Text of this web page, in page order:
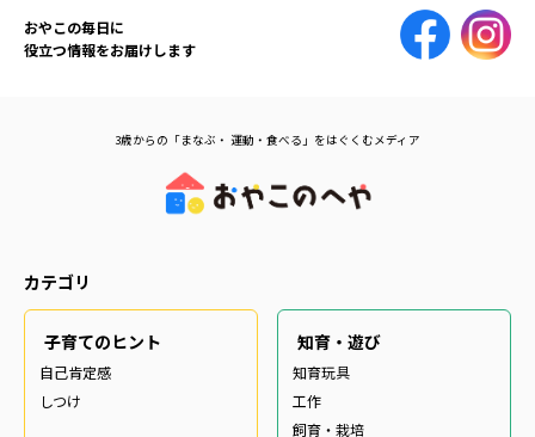
おやこの毎日に
役立つ情報をお届けします
3歳からの「まなぶ・ 運動・食べる」をはぐくむメディア
カテゴリ
子育てのヒント
自己肯定感
しつけ
知育・遊び
知育玩具
工作
飼育・栽培